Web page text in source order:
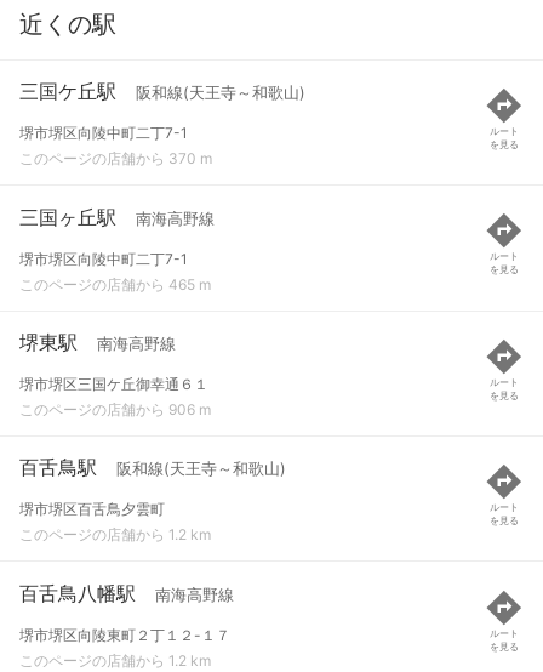
近くの駅
三国ケ丘駅 阪和線(天王寺～和歌山)
堺市堺区向陵中町二丁7-1
このページの店舗から 370 m
ルート
を見る
三国ヶ丘駅 南海高野線
堺市堺区向陵中町二丁7-1
このページの店舗から 465 m
ルート
を見る
堺東駅 南海高野線
堺市堺区三国ケ丘御幸通６１
このページの店舗から 906 m
ルート
を見る
百舌鳥駅 阪和線(天王寺～和歌山)
堺市堺区百舌鳥夕雲町
このページの店舗から 1.2 km
ルート
を見る
百舌鳥八幡駅 南海高野線
堺市堺区向陵東町２丁１２-１７
このページの店舗から 1.2 km
ルート
を見る